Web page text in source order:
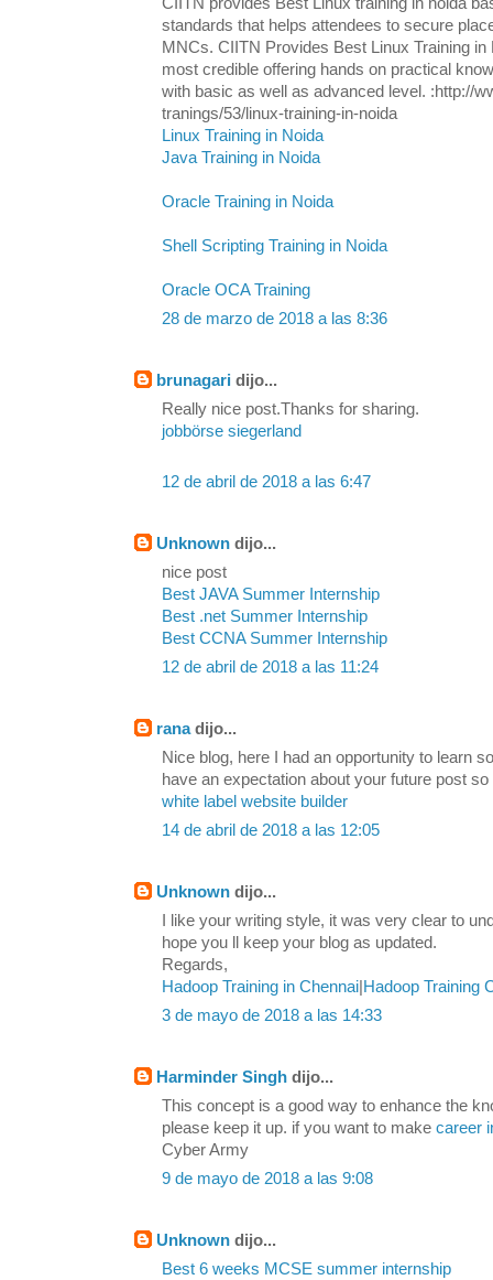
standards that helps attendees to secure
MNCs. CIITN Provides Best Linux Training
most credible offering hands on practical
with basic as well as advanced level. :http://
tranings/53/linux-training-in-noida
Linux Training in Noida
Java Training in Noida
Oracle Training in Noida
Shell Scripting Training in Noida
Oracle OCA Training
28 de marzo de 2018 a las 8:36
brunagari dijo...
Really nice post.Thanks for sharing.
jobbörse siegerland
12 de abril de 2018 a las 6:47
Unknown dijo...
nice post
Best JAVA Summer Internship
Best .net Summer Internship
Best CCNA Summer Internship
12 de abril de 2018 a las 11:24
ranadijo...
Nice blog, here I had an opportunity to learn
have an expectation about your future post
white label website builder
14 de abril de 2018 a las 12:05
Unknown dijo...
I like your writing style, it was very clear to
hope you ll keep your blog as updated.
Regards,
Hadoop Training in Chennai Hadoop Training
3 de mayo de 2018 a las 14:33
Harminder Singh dijo...
This concept is a good way to enhance the
please keep it up. if you want to make career
Cyber Army
9 de mayo de 2018 a las 9:08
Unknown dijo...
Best 6 weeks MCSE summer internship